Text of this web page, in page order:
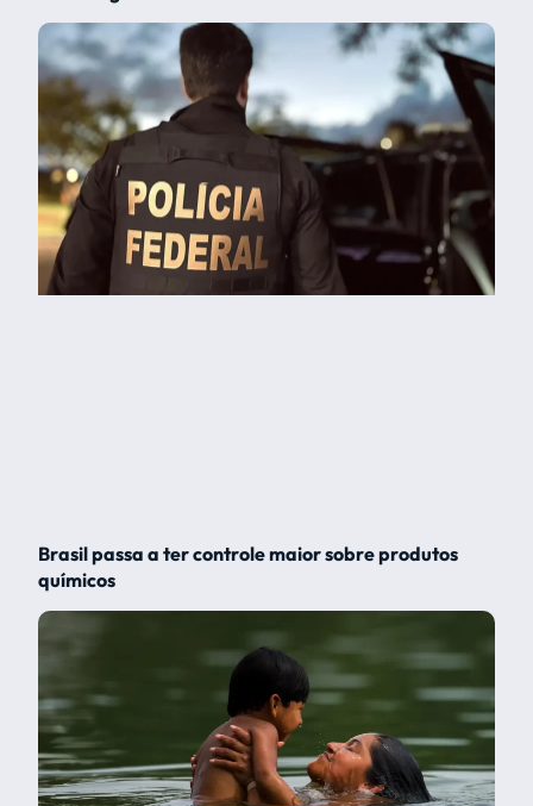
Brasil passa a ter controle maior sobre produtos
químicos